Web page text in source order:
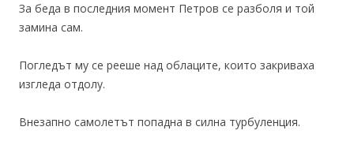
За беда в последния момент Петров се разболя и той
замина сам.
Погледът му се рееше над облаците, които закриваха
изгледа отдолу.
Внезапно самолетът попадна в силна турбуленция.